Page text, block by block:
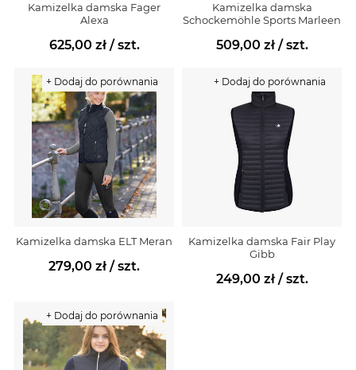
Kamizelka damska Fager
Alexa
625,00 zł/ szt.
Kamizelka damska
Schockemöhle Sports Marleen
509,00 zł/ szt.
Kamizelka damska ELT Meran
279,00 zł / szt.
+ Dodaj do porównania
Kamizelka damska Fair Play
Gibb
249,00 zł/ szt.
+ Dodaj do porównania
+ Dodaj do porównania